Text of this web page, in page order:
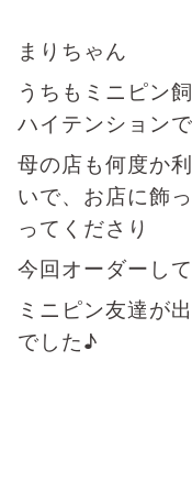
まりちゃん
うちもミニピン
ハイテンション
母の店も何度か
いで、お店に飾
ってくださり
今回オーダーし
ミニピン友達が
でした♪